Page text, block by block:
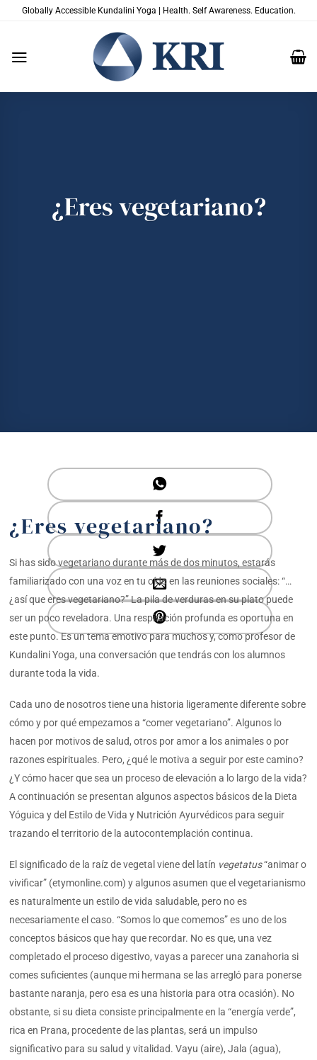
SaltarGlobally Accessible Kundalini Yoga | Health. Self Awareness. Education.
¿Eres vegetariano?
¿Eres vegetariano?
Si has sido vegetariano durante más de dos minutos, estarás
familiarizado con una voz en tu oído en las reuniones sociales: “…
¿así que eres vegetariano?” La pila de verduras en su plato puede
ser un poco reveladora. Una respiración profunda es oportuna en
este punto. Es un tema emotivo para muchos y, como profesor de
Kundalini Yoga, una conversación que tendrás con los alumnos
durante toda la vida.
Cada uno de nosotros tiene una historia ligeramente diferente sobre
cómo y por qué empezamos a “comer vegetariano”. Algunos lo
hacen por motivos de salud, otros por amor a los animales o por
razones espirituales. Pero, ¿qué le motiva a seguir por este camino?
¿Y cómo hacer que sea un proceso de elevación a lo largo de la vida?
A continuación se presentan algunos aspectos básicos de la Dieta
Yóguica y del Estilo de Vida y Nutrición Ayurvédicos para seguir
trazando el territorio de la autocontemplación continua.
El significado de la raíz de vegetal viene del latín vegetatus“animar o
vivificar” (etymonline.com) y algunos asumen que el vegetarianismo
es naturalmente un estilo de vida saludable, pero no es
necesariamente el caso. “Somos lo que comemos” es uno de los
conceptos básicos que hay que recordar. No es que, una vez
completado el proceso digestivo, vayas a parecer una zanahoria si
comes suficientes (aunque mi hermana se las arregló para ponerse
bastante naranja, pero esa es una historia para otra ocasión). No
obstante, si su dieta consiste principalmente en la “energía verde”,
rica en Prana, procedente de las plantas, será un impulso
significativo para su salud y vitalidad. Vayu (aire), Jala (agua),